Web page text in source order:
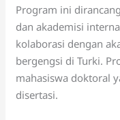
Program ini
dan akademisi
kolaborasi dengan
bergengsi di Turki.
mahasiswa doktoral
disertasi.